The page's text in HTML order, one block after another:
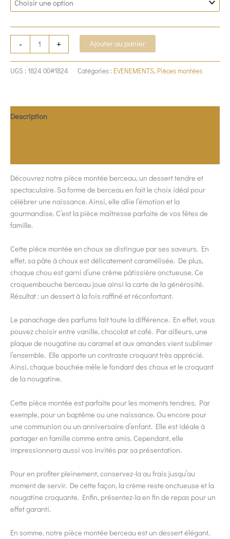
- + Ajouter au panier
UGS : 1824 00#1824 Catégories : EVENEMENTS, Pièces montées
Description
Découvrez notre pièce montée berceau, un dessert tendre et
spectaculaire. Sa forme de berceau en fait le choix idéal pour
célébrer une naissance. Ainsi, elle allie l’émotion et la
gourmandise. C’est la pièce maîtresse parfaite de vos fêtes de
famille.
Cette pièce montée en choux se distingue par ses saveurs. En
effet, sa pâte à choux est délicatement caramélisée. De plus,
chaque chou est garni d’une crème pâtissière onctueuse. Ce
croquembouche berceau joue ainsi la carte de la générosité.
Résultat : un dessert à la fois raffiné et réconfortant.
Le panachage des parfums fait toute la différence. En effet, vous
pouvez choisir entre vanille, chocolat et café. Par ailleurs, une
plaque de nougatine au caramel et aux amandes vient sublimer
l’ensemble. Elle apporte un contraste croquant très apprécié.
Ainsi, chaque bouchée mêle le fondant des choux et le croquant
de la nougatine.
Cette pièce montée est parfaite pour les moments tendres. Par
exemple, pour un baptême ou une naissance. Ou encore pour
une communion ou un anniversaire d’enfant. Elle est idéale à
partager en famille comme entre amis. Cependant, elle
impressionnera aussi vos invités par sa présentation.
Pour en profiter pleinement, conservez-la au frais jusqu’au
moment de servir. De cette façon, la crème reste onctueuse et la
nougatine croquante. Enfin, présentez-la en fin de repas pour un
effet garanti.
En somme, notre pièce montée berceau est un dessert élégant,